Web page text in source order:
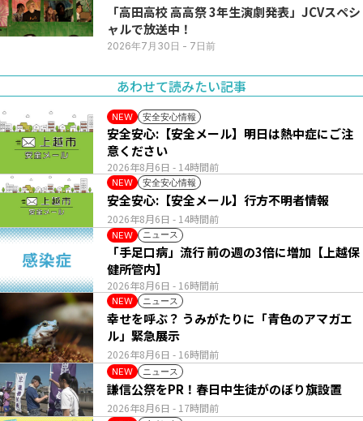
「高田高校 高高祭 3年生演劇発表」JCVスペシ
ャルで放送中！
2026年7月30日 - 7日前
あわせて読みたい記事
NEW 安全安心情報
2026年8月6日 - 14時間前
安全安心:【安全メール】明日は熱中症にご注
意ください
NEW 安全安心情報
2026年8月6日 - 14時間前
安全安心:【安全メール】行方不明者情報
NEW ニュース
2026年8月6日 - 16時間前
「手足口病」流行 前の週の3倍に増加【上越保
健所管内】
NEW ニュース
2026年8月6日 - 16時間前
幸せを呼ぶ？ うみがたりに「青色のアマガエ
ル」緊急展示
NEW ニュース
2026年8月6日 - 17時間前
謙信公祭をPR！春日中生徒がのぼり旗設置